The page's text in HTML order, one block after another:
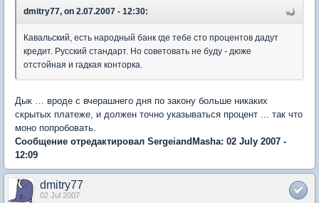
dmitry77, on 2.07.2007 - 12:30:
Кавальский, есть народный банк где тебе сто процентов дадут
кредит. Русский стандарт. Но советовать не буду - дюже
отстойная и гадкая конторка.
Дык … вроде с вчерашнего дня по закону больше никаких
скрытых платеже, и должен точно указываться процент ... так что
моно попробовать.
Сообщение отредактировал SergeiandMasha: 02 July 2007 -
12:09
dmitry77
02 Jul 2007